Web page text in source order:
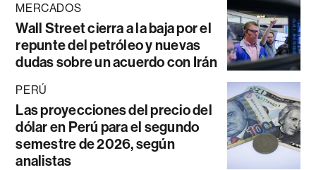
MERCADOS
Wall Street cierra a la baja por el
repunte del petróleo y nuevas
dudas sobre un acuerdo con Irán
PERÚ
Las proyecciones del precio del
dólar en Perú para el segundo
semestre de 2026, según
analistas